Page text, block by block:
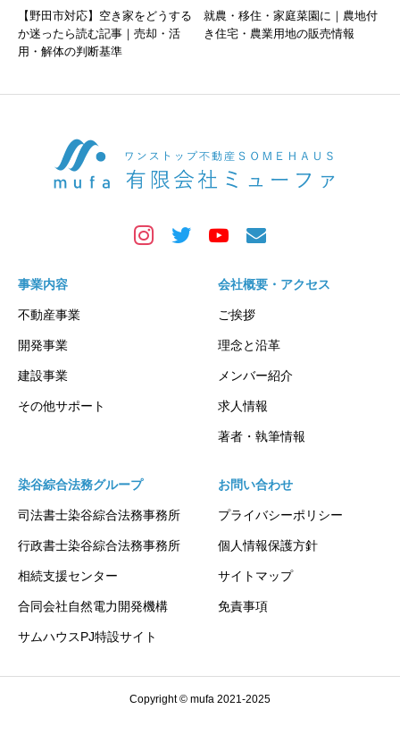
【野田市対応】空き家をどうする
か迷ったら読む記事｜売却・活
用・解体の判断基準
就農・移住・家庭菜園に｜農地付
き住宅・農業用地の販売情報
事業内容
不動産事業
開発事業
建設事業
その他サポート
会社概要・アクセス
ご挨拶
理念と沿革
メンバー紹介
求人情報
著者・執筆情報
染谷綜合法務グループ
司法書士染谷綜合法務事務所
行政書士染谷綜合法務事務所
相続支援センター
合同会社自然電力開発機構
サムハウスPJ特設サイト
お問い合わせ
プライバシーポリシー
個人情報保護方針
サイトマップ
免責事項
Copyright © mufa 2021-2025